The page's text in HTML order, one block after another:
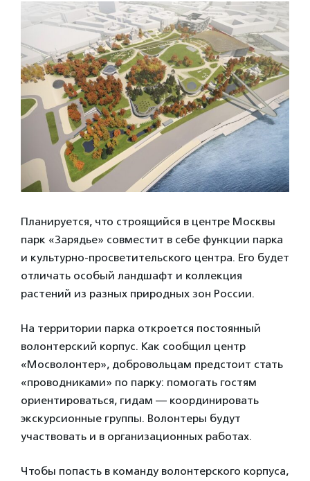
Планируется, что строящийся в центре Москвы
парк «Зарядье» совместит в себе функции парка
и культурно-просветительского центра. Его будет
отличать особый ландшафт и коллекция
растений из разных природных зон России.
На территории парка откроется постоянный
волонтерский корпус. Как сообщил центр
«Мосволонтер», добровольцам предстоит стать
«проводниками» по парку: помогать гостям
ориентироваться, гидам — координировать
экскурсионные группы. Волонтеры будут
участвовать и в организационных работах.
Чтобы попасть в команду волонтерского корпуса,